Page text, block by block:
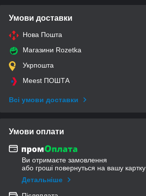
Умови доставки
Нова Пошта
Магазини Rozetka
Укрпошта
Meest ПОШТА
Всі умови доставки
Умови оплати
Ви отримаєте замовлення
або гроші повернуться на вашу картку
Детальніше